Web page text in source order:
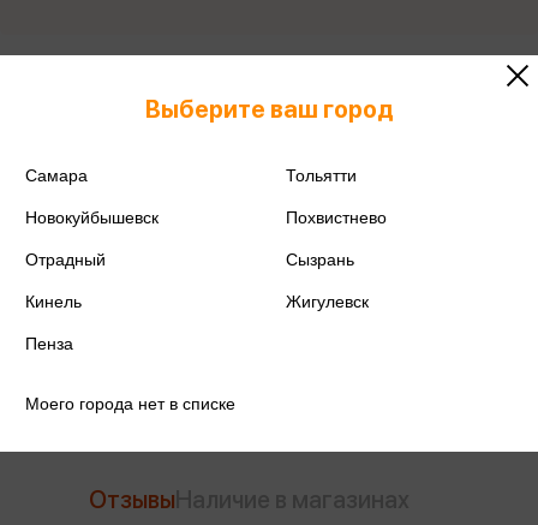
Отзывы
Выберите ваш город
Самара Тольятти
Новокуйбышевск Похвистнево
Отрадный Сызрань
Кинель Жигулевск
Пенза
Моего города нет в списке